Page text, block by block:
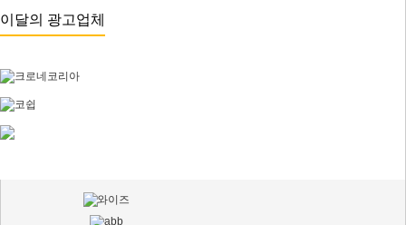
이달의 광고업체